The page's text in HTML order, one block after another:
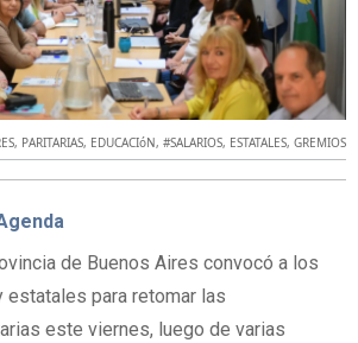
, PARITARIAS, EDUCACIóN, #SALARIOS, ESTATALES, GREMIOS
de Buenos Aires convocó a los
para retomar las
este viernes, luego de varias